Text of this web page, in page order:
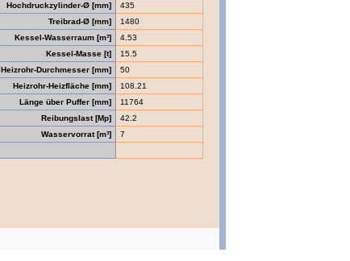
Hochdruckzylinder-Ø [mm]
435
Treibrad-Ø [mm]
1480
Kessel-Wasserraum [m³]
4.53
Kessel-Masse [t]
15.5
Heizrohr-Durchmesser [mm]
50
Heizrohr-Heizfläche [mm]
108.21
Länge über Puffer [mm]
11764
Reibungslast [Mp]
42.2
Wasservorrat [m³]
7